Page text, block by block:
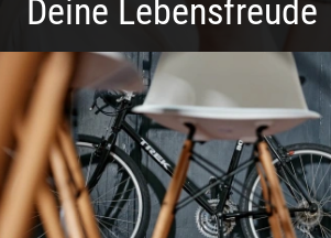
Deine Lebensfreude
Einzel Coaching – Wir erobern DEIN